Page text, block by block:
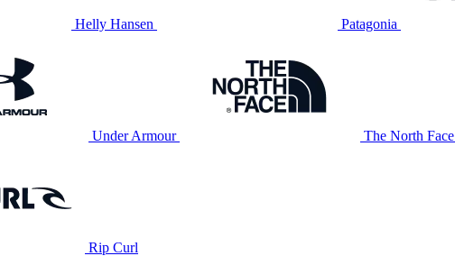
Helly Hansen Patagonia
Under Armour The North Face
Rip Curl